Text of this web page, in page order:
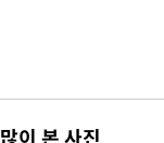
많이 본 사진